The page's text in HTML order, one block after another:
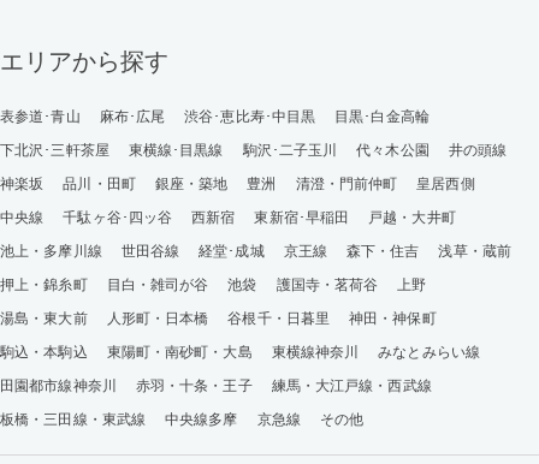
エリアから探す
表参道･青山 麻布･広尾 渋谷･恵比寿･中目黒
目黒･白金高輪
下北沢･三軒茶屋
東横線･目黒線 駒沢･二子玉川 代々木公園
井の頭線
神楽坂
品川・田町 銀座・築地 豊洲 清澄・門前仲町
皇居西側
中央線
千駄ヶ谷･四ッ谷 西新宿 東新宿･早稲田
戸越・大井町
池上・多摩川線
世田谷線 経堂･成城 京王線 森下・住吉
浅草・蔵前
押上・錦糸町
目白・雑司が谷 池袋 護国寺・茗荷谷
上野
湯島・東大前
人形町・日本橋 谷根千・日暮里
神田・神保町
駒込・本駒込
東陽町・南砂町・大島 東横線神奈川
みなとみらい線
田園都市線神奈川
赤羽・十条・王子
練馬・大江戸線・西武線
板橋・三田線・東武線
中央線多摩 京急線 その他